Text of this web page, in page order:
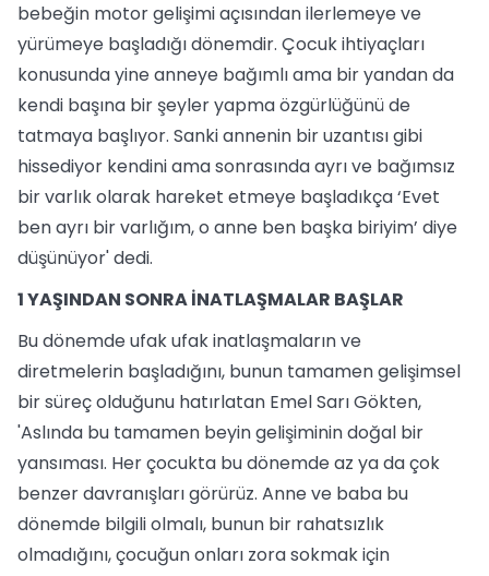
bebeğin motor gelişimi açısından ilerlemeye ve
yürümeye başladığı dönemdir. Çocuk ihtiyaçları
konusunda yine anneye bağımlı ama bir yandan da
kendi başına bir şeyler yapma özgürlüğünü de
tatmaya başlıyor. Sanki annenin bir uzantısı gibi
hissediyor kendini ama sonrasında ayrı ve bağımsız
bir varlık olarak hareket etmeye başladıkça ‘Evet
ben ayrı bir varlığım, o anne ben başka biriyim’ diye
düşünüyor' dedi.
1 YAŞINDAN SONRA İNATLAŞMALAR BAŞLAR
Bu dönemde ufak ufak inatlaşmaların ve
diretmelerin başladığını, bunun tamamen gelişimsel
bir süreç olduğunu hatırlatan Emel Sarı Gökten,
'Aslında bu tamamen beyin gelişiminin doğal bir
yansıması. Her çocukta bu dönemde az ya da çok
benzer davranışları görürüz. Anne ve baba bu
dönemde bilgili olmalı, bunun bir rahatsızlık
olmadığını, çocuğun onları zora sokmak için